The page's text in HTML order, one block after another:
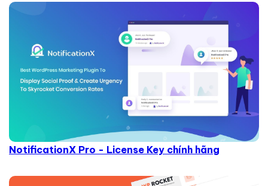
NotificationX Pro - License Key chính hãng